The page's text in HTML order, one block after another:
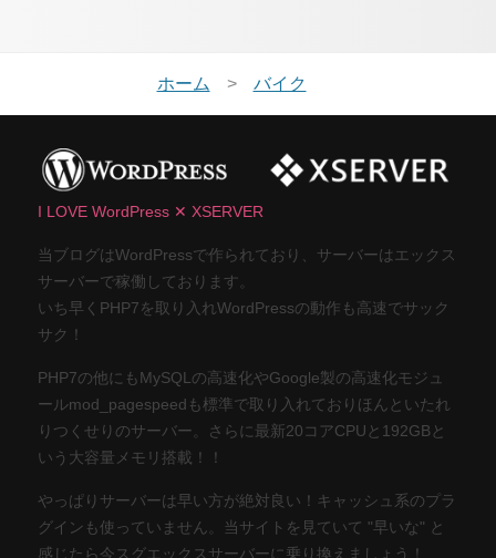
ホーム バイク
I LOVE WordPress ✕ XSERVER
当ブログはWordPressで作られており、サーバーはエックス
サーバーで稼働しております。
いち早くPHP7を取り入れWordPressの動作も高速でサック
サク！
PHP7の他にもMySQLの高速化やGoogle製の高速化モジュ
ールmod_pagespeedも標準で取り入れておりほんといたれ
りつくせりのサーバー。さらに最新20コアCPUと192GBと
いう大容量メモリ搭載！！
やっぱりサーバーは早い方が絶対良い！キャッシュ系のプラ
グインも使っていません。当サイトを見ていて "早いな" と
感じたら今スグエックスサーバーに乗り換えましょう！